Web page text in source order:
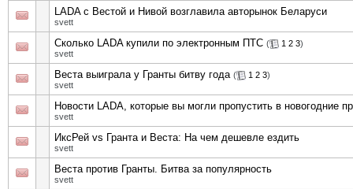
LADA с Вестой и Нивой возглавила авторынок Беларуси
svett
Сколько LADA купили по электронным ПТС ( 1 2 3)
svett
Веста выиграла у Гранты битву года ( 1 2 3)
svett
Новости LADA, которые вы могли пропустить в новогодние
svett
ИксРей vs Гранта и Веста: На чем дешевле ездить
svett
Веста против Гранты. Битва за популярность
svett